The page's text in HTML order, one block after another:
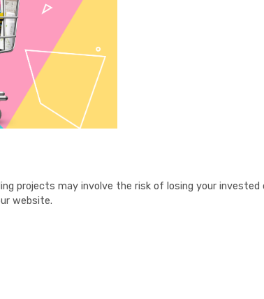
projects may involve the risk of losing your
website.